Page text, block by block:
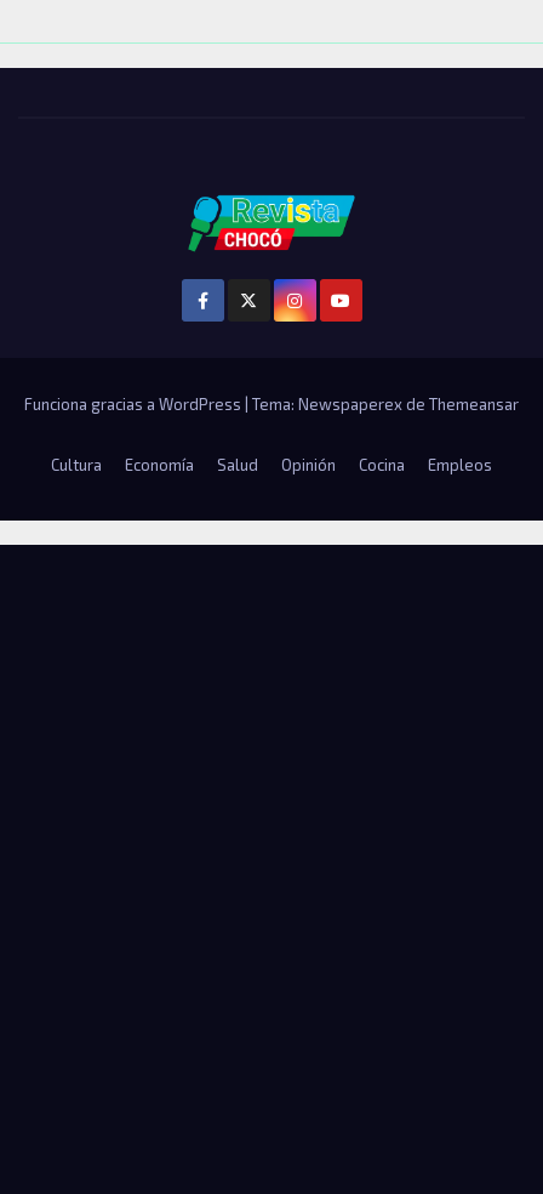
Funciona gracias a WordPress Tema: Newspaperex de Themeansar
Cultura Economía Salud Opinión Cocina Empleos